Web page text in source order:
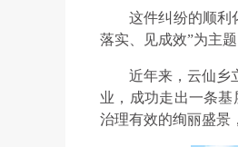
这件纠纷的顺利
落实、见成效”为主
近年来，云仙乡
业，成功走出一条基
治理有效的绚丽盛景